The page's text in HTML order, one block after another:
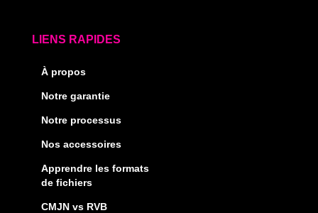
LIENS RAPIDES
À propos
Notre garantie
Notre processus
Nos accessoires
Apprendre les formats
de fichiers
CMJN vs RVB